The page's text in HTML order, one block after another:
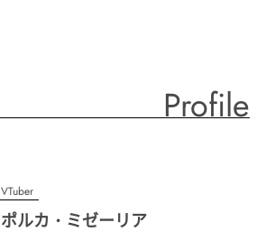
Profile
VTuber
ポルカ・ミゼーリア